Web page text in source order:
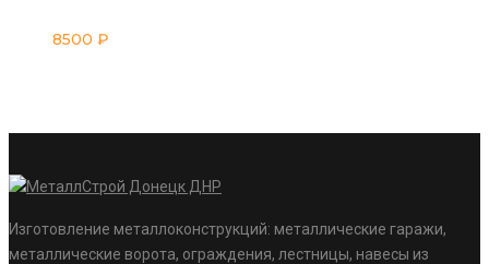
8500 ₽
Изготовление металлоконструкций: металлические гаражи,
металлические ворота, ограждения, лестницы, навесы из